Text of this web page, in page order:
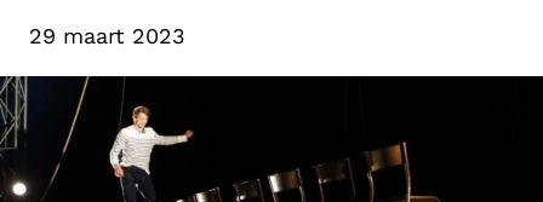
29 maart 2023